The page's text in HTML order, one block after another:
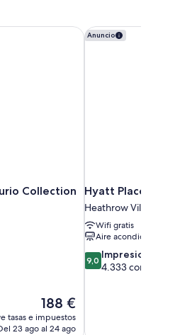
Collection
El
precio
actual
188 €
tasas e impuestos
23 ago al 24 ago
Collection By Hilton
Anuncio
Hyatt Place
Heathrow Villages
Wifi gratis
Aire acondicionado
9.0
sobre
9,0 Impresionante
4.333 comentarios
Hyatt Place London